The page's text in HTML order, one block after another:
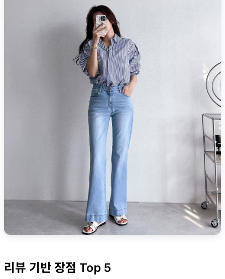
리뷰 기반 장점 Top 5